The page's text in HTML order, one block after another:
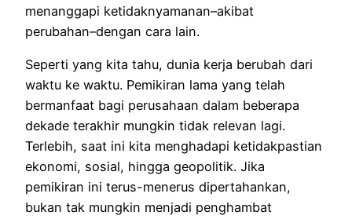
menanggapi ketidaknyamanan–akibat
perubahan–dengan cara lain.
Seperti yang kita tahu, dunia kerja berubah dari
waktu ke waktu. Pemikiran lama yang telah
bermanfaat bagi perusahaan dalam beberapa
dekade terakhir mungkin tidak relevan lagi.
Terlebih, saat ini kita menghadapi ketidakpastian
ekonomi, sosial, hingga geopolitik. Jika
pemikiran ini terus-menerus dipertahankan,
bukan tak mungkin menjadi penghambat